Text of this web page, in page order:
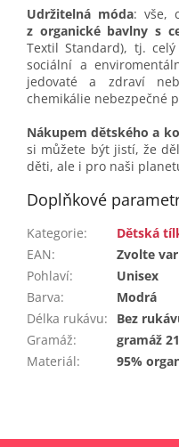
Udržitelná móda: vše,
z organické bavlny s
Textil Standard), tj.
sociální a
jedovaté a zdraví
chemikálie nebezpečné
Nákupem dětského a
si můžete být jistí, že
děti, ale i pro naši
Doplňkové
Kategorie:
Dětská
EAN:
Zvolte
Pohlaví:
Unisex
Barva:
Modrá
Délka rukávu:
Bez
Gramáž:
gramáž
Materiál: 95%